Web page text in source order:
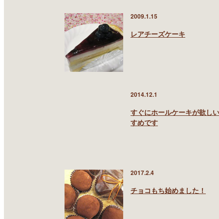
2009.1.15
レアチーズケーキ
2014.12.1
すぐにホールケーキが欲し
すめです
2017.2.4
チョコもち始めました！